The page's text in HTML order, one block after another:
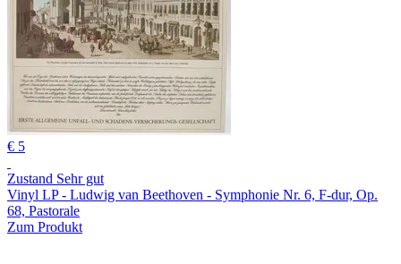
€ 5
Zustand Sehr gut
Vinyl LP - Ludwig van Beethoven - Symphonie Nr. 6, F-dur, Op.
68, Pastorale
Zum Produkt